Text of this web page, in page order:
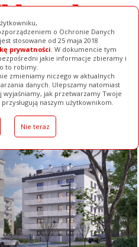
o Ochronie Danych
stosowane od 25 maja 2018
prywatności. W dokumencie tym
jakie informacje zbieramy i
to robimy.
zmieniamy niczego w aktualnych
danych. Ulepszamy natomiast
wyjaśniamy, jak przetwarzamy Twoje
naszym użytkownikom.
Nie teraz
Baza Firm Pełna Wersja